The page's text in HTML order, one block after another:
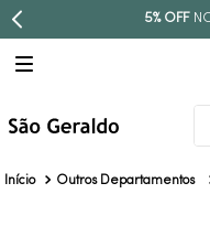
Outros Departamentos
TERMOS MAIS